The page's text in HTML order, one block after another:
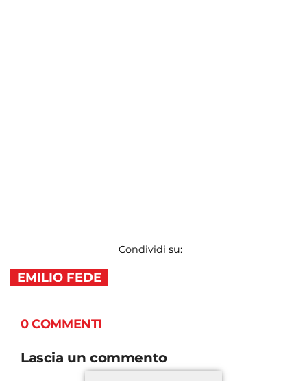
Condividi su:
EMILIO FEDE
0 COMMENTI
Lascia un commento